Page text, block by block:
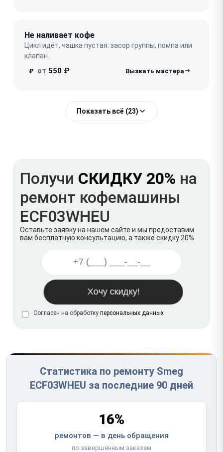
Не наливает кофе
Цикл идёт, чашка пустая: засор группы, помпа или
клапан.
₽ от 550 ₽
Показать всё (23)
Получи СКИДКУ 20% на
ремонт кофемашины
ECF03WHEU
Оставьте заявку на нашем сайте и мы предоставим
вам бесплатную консультацию, а также скидку 20%
Согласен на обработку персональных данных
Статистика по ремонту Smeg
ECF03WHEU за последние 90 дней
16%
ремонтов — в день обращения
по завершённым заказам